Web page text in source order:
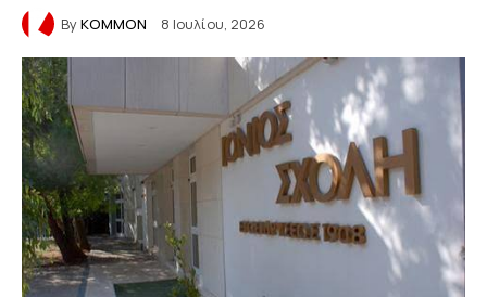
ByKOMMON 8 Ιουλίου, 2026